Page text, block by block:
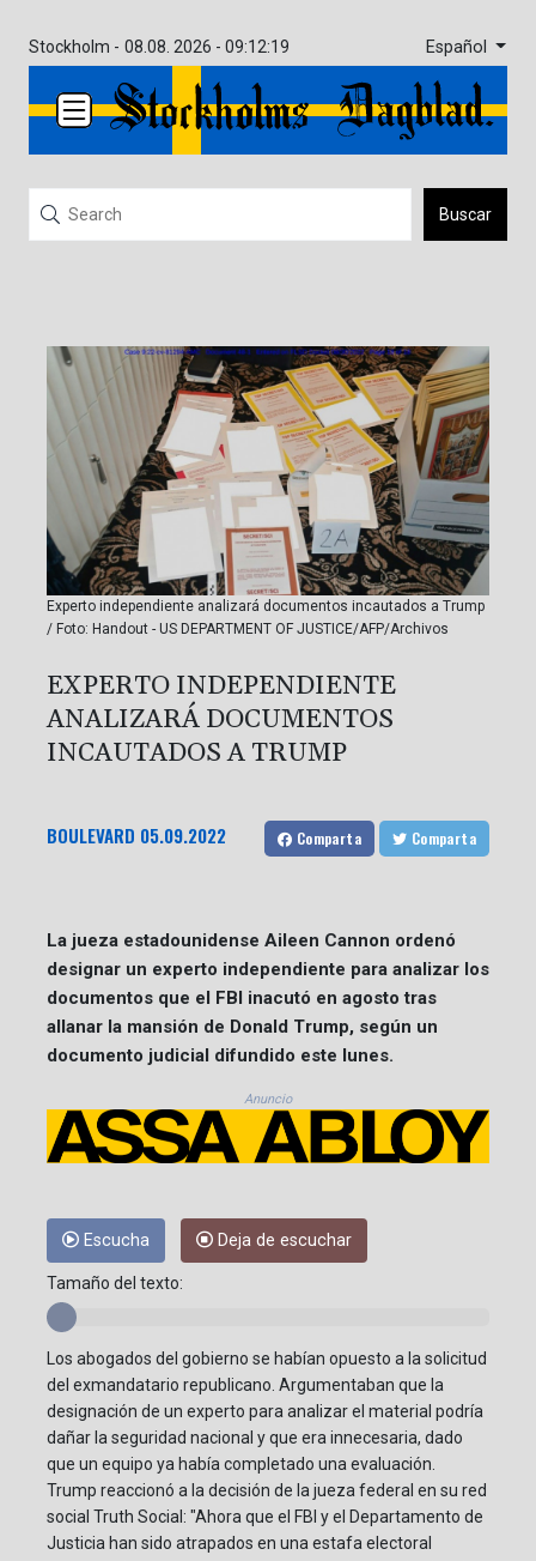
Stockholm - 08.08. 2026 - 09:12:19 Español
Buscar
Experto independiente analizará documentos incautados a Trump
/ Foto: Handout - US DEPARTMENT OF JUSTICE/AFP/Archivos
EXPERTO INDEPENDIENTE
ANALIZARÁ DOCUMENTOS
INCAUTADOS A TRUMP
BOULEVARD 05.09.2022 Comparta Comparta
La jueza estadounidense Aileen Cannon ordenó
designar un experto independiente para analizar los
documentos que el FBI inacutó en agosto tras
allanar la mansión de Donald Trump, según un
documento judicial difundido este lunes.
Anuncio
Escucha Deja de escuchar
Tamaño del texto:
Los abogados del gobierno se habían opuesto a la solicitud
del exmandatario republicano. Argumentaban que la
designación de un experto para analizar el material podría
dañar la seguridad nacional y que era innecesaria, dado
que un equipo ya había completado una evaluación.
Trump reaccionó a la decisión de la jueza federal en su red
social Truth Social: "Ahora que el FBI y el Departamento de
Justicia han sido atrapados en una estafa electoral